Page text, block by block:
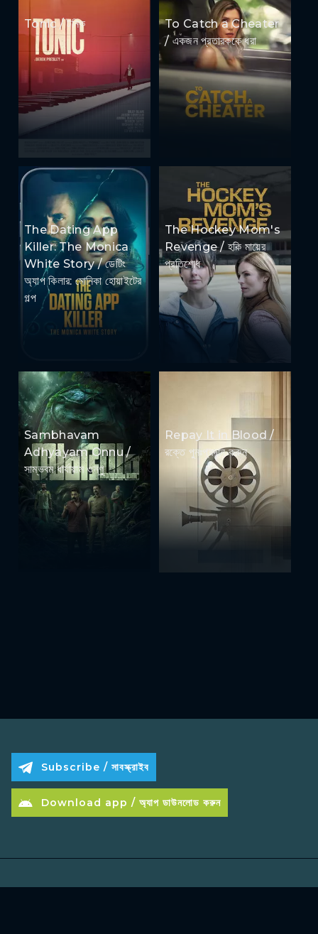
Tonic / টনিক
To Catch a Cheater
/ একজন প্রতারককে ধরা
The Dating App
Killer: The Monica
White Story / ডেটিং
অ্যাপ কিলার: মোনিকা হোয়াইটের
গল্প
The Hockey Mom's
Revenge / হকি মায়ের
প্রতিশোধ
Sambhavam
Adhyayam Onnu /
সাম্ভবম ধার্যায়াম ওন্ণু
Repay It in Blood /
রক্তে পুনঃপ্রদান করুন
Subscribe / সাবস্ক্রাইব
Download app / অ্যাপ ডাউনলোড করুন